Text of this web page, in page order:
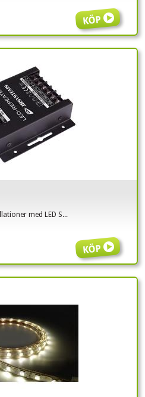
Köp
med LED S...
Köp